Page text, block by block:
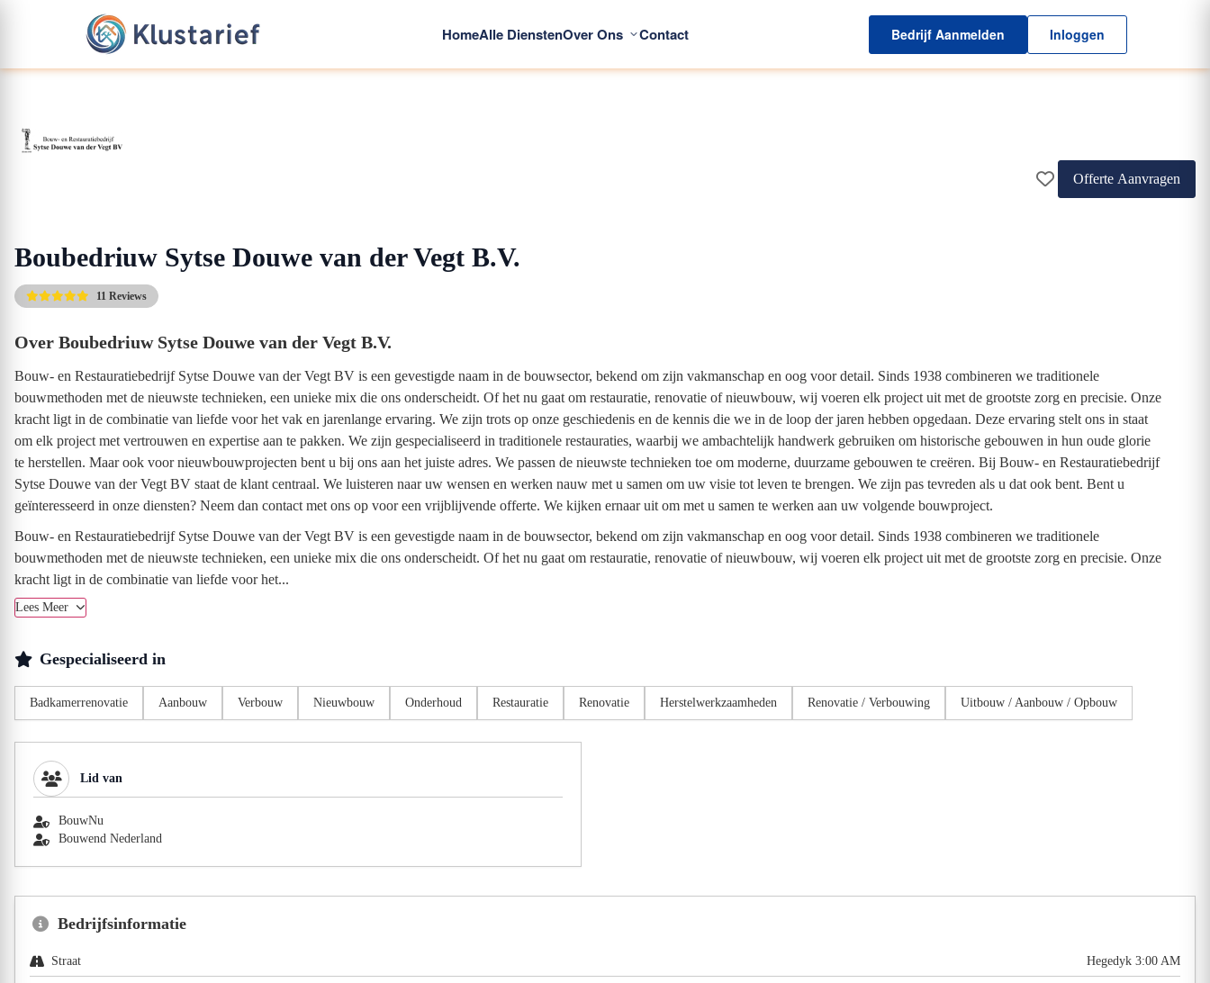
HomeAlle DienstenOver Ons Contact Bedrijf Aanmelden Inloggen
Offerte Aanvragen
Boubedriuw Sytse Douwe van der Vegt B.V.
11 Reviews
Over Boubedriuw Sytse Douwe van der Vegt B.V.
Bouw- en Restauratiebedrijf Sytse Douwe van der Vegt BV is een gevestigde naam in de bouwsector, bekend om zijn vakmanschap en oog voor detail. Sinds 1938 combineren we traditionele
bouwmethoden met de nieuwste technieken, een unieke mix die ons onderscheidt. Of het nu gaat om restauratie, renovatie of nieuwbouw, wij voeren elk project uit met de grootste zorg en precisie. Onze
kracht ligt in de combinatie van liefde voor het vak en jarenlange ervaring. We zijn trots op onze geschiedenis en de kennis die we in de loop der jaren hebben opgedaan. Deze ervaring stelt ons in staat
om elk project met vertrouwen en expertise aan te pakken. We zijn gespecialiseerd in traditionele restauraties, waarbij we ambachtelijk handwerk gebruiken om historische gebouwen in hun oude glorie
te herstellen. Maar ook voor nieuwbouwprojecten bent u bij ons aan het juiste adres. We passen de nieuwste technieken toe om moderne, duurzame gebouwen te creëren. Bij Bouw- en Restauratiebedrijf
Sytse Douwe van der Vegt BV staat de klant centraal. We luisteren naar uw wensen en werken nauw met u samen om uw visie tot leven te brengen. We zijn pas tevreden als u dat ook bent. Bent u
geïnteresseerd in onze diensten? Neem dan contact met ons op voor een vrijblijvende offerte. We kijken ernaar uit om met u samen te werken aan uw volgende bouwproject.
Bouw- en Restauratiebedrijf Sytse Douwe van der Vegt BV is een gevestigde naam in de bouwsector, bekend om zijn vakmanschap en oog voor detail. Sinds 1938 combineren we traditionele
bouwmethoden met de nieuwste technieken, een unieke mix die ons onderscheidt. Of het nu gaat om restauratie, renovatie of nieuwbouw, wij voeren elk project uit met de grootste zorg en precisie. Onze
kracht ligt in de combinatie van liefde voor het...
Lees Meer
Gespecialiseerd in
Badkamerrenovatie Aanbouw Verbouw Nieuwbouw Onderhoud Restauratie Renovatie Herstelwerkzaamheden Renovatie / Verbouwing Uitbouw / Aanbouw / Opbouw
Lid van
BouwNu
Bouwend Nederland
Bedrijfsinformatie
Straat Hegedyk 3:00 AM